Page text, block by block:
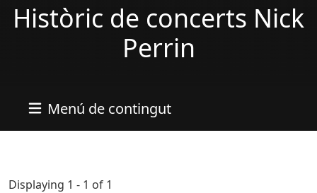
Històric de concerts Nick
Perrin
Menú de contingut
Displaying 1 - 1 of 1